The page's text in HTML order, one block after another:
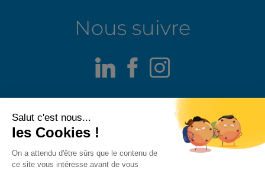
Nous suivre
LinkedIn
Facebook
Instagram